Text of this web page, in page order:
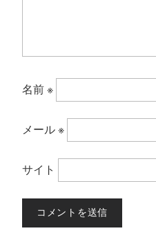
名前 ※
メール ※
サイト